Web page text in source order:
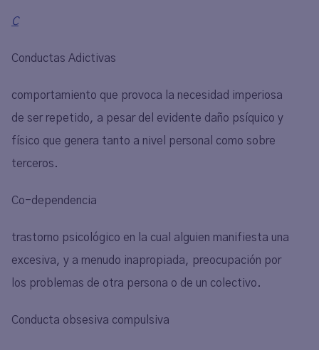
C
Conductas Adictivas
comportamiento que provoca la necesidad imperiosa
de ser repetido, a pesar del evidente daño psíquico y
físico que genera tanto a nivel personal como sobre
terceros.
Co-dependencia
trastorno psicológico en la cual alguien manifiesta una
excesiva, y a menudo inapropiada, preocupación por
los problemas de otra persona o de un colectivo.
Conducta obsesiva compulsiva